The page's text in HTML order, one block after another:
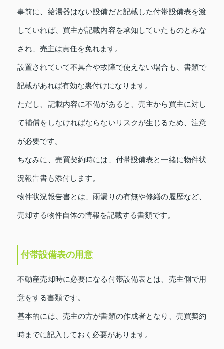
事前に、給湯器はない設備だと記載した付帯設備表を渡
していれば、買主が記載内容を承知していたものとみな
され、売主は責任を免れます。
設置されていて不具合や故障で使えない場合も、書類で
記載があれば有効な裏付けになります。
ただし、記載内容に不備があると、売主から買主に対し
て補償をしなければならないリスクが生じるため、注意
が必要です。
ちなみに、売買契約時には、付帯設備表と一緒に物件状
況報告書も添付します。
物件状況報告書とは、雨漏りの有無や修繕の履歴など、
売却する物件自体の情報を記載する書類です。
付帯設備表の用意
不動産売却時に必要になる付帯設備表とは、売主側で用
意をする書類です。
基本的には、売主の方が書類の作成者となり、売買契約
時までに記入しておく必要があります。